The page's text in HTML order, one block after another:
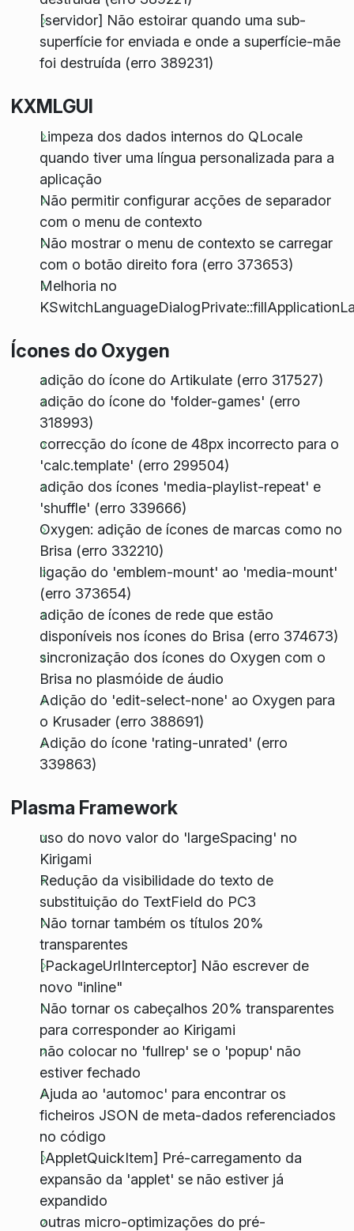
[servidor] Não estoirar quando uma sub-
superfície for enviada e onde a superfície-mãe
foi destruída (erro 389231)
KXMLGUI
Limpeza dos dados internos do QLocale
quando tiver uma língua personalizada para a
aplicação
Não permitir configurar acções de separador
com o menu de contexto
Não mostrar o menu de contexto se carregar
com o botão direito fora (erro 373653)
Melhoria no
Ícones do Oxygen
adição do ícone do Artikulate (erro 317527)
adição do ícone do 'folder-games' (erro
318993)
correcção do ícone de 48px incorrecto para o
'calc.template' (erro 299504)
adição dos ícones 'media-playlist-repeat' e
'shuffle' (erro 339666)
Oxygen: adição de ícones de marcas como no
Brisa (erro 332210)
ligação do 'emblem-mount' ao 'media-mount'
(erro 373654)
adição de ícones de rede que estão
disponíveis nos ícones do Brisa (erro 374673)
sincronização dos ícones do Oxygen com o
Brisa no plasmóide de áudio
Adição do 'edit-select-none' ao Oxygen para
o Krusader (erro 388691)
Adição do ícone 'rating-unrated' (erro
339863)
Plasma Framework
uso do novo valor do 'largeSpacing' no
Kirigami
Redução da visibilidade do texto de
substituição do TextField do PC3
Não tornar também os títulos 20%
transparentes
[PackageUrlInterceptor] Não escrever de
novo "inline"
Não tornar os cabeçalhos 20% transparentes
para corresponder ao Kirigami
não colocar no 'fullrep' se o 'popup' não
estiver fechado
Ajuda ao 'automoc' para encontrar os
ficheiros JSON de meta-dados referenciados
no código
[AppletQuickItem] Pré-carregamento da
expansão da 'applet' se não estiver já
expandido
outras micro-optimizações do pré-